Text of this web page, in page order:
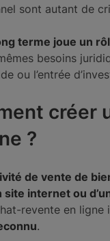
sont autant de
terme joue un
besoins
ou l’entrée
créer
?
de vente de
site internet ou
revente en ligne
.